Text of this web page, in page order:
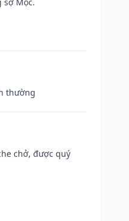
thường
chở, được quý